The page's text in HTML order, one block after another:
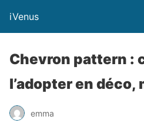
iVenus
Chevron pattern :
l’adopter en déco,
emma